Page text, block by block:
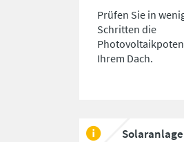
Prüfen Sie in
Schritten die
Ihrem Dach.